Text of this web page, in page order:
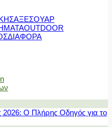
ΑΞΕΣΟΥΑΡ
OUTDOOR
ΔΙΑΦΟΡΑ
2026: Ο Πλήρης Οδηγός για το